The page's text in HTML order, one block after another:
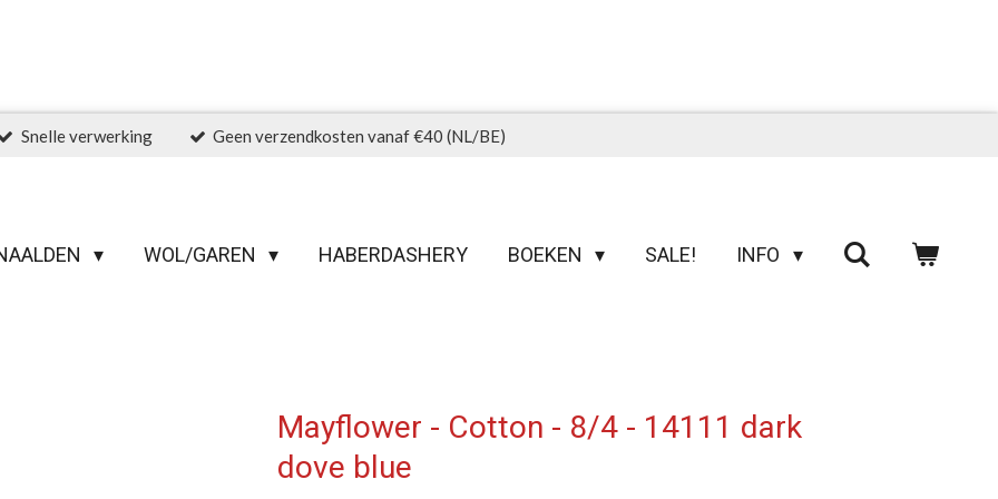
Snelle verwerking Geen verzendkosten vanaf €40 (NL/BE)
WOL/GAREN HABERDASHERY BOEKEN SALE! INFO
Mayflower - Cotton - 8/4 - 14111 dark
dove blue